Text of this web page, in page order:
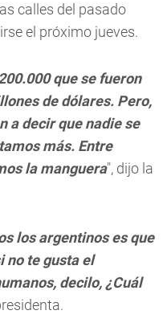
calles del pasado
el próximo jueves.
que se fueron
de dólares. Pero,
a decir que nadie se
más. Entre
la manguera", dijo la
los argentinos es que
no te gusta el
decilo, ¿Cuál